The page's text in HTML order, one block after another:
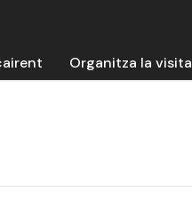
Organitza la visita